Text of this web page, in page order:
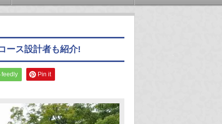
ース設計者も紹介!
feedly Pin it